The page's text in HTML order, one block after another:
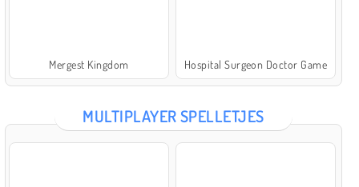
Mergest Kingdom Hospital Surgeon Doctor Game
MULTIPLAYER SPELLETJES